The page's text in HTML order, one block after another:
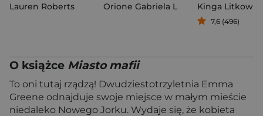
Lauren Roberts
Orione Gabriela L
Kinga
7,6 (496)
O książce Miasto mafii
To oni tutaj rządzą! Dwudziestotrzyletnia Emma
Greene odnajduje swoje miejsce w małym mieście
niedaleko Nowego Jorku. Wydaje się, że kobieta